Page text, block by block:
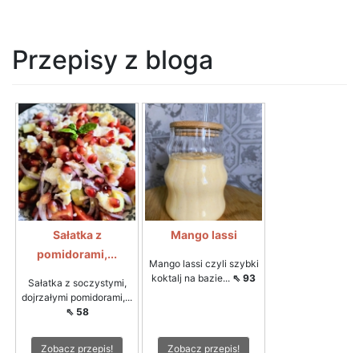
Przepisy z bloga
Sałatka z
pomidorami,...
Sałatka z soczystymi,
dojrzałymi pomidorami,...
⇖ 58
Zobacz przepis!
Mango lassi
Mango lassi czyli szybki
koktalj na bazie... ⇖ 93
Zobacz przepis!